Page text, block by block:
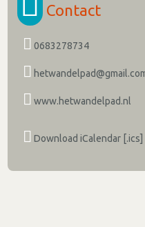
Contact
0683278734
www.hetwandelpad.nl
Download iCalendar [.ics]